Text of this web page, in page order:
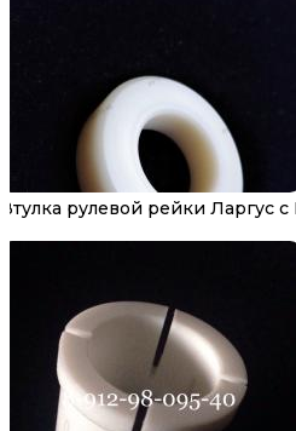
Втулка рулевой рейки Ларгус с